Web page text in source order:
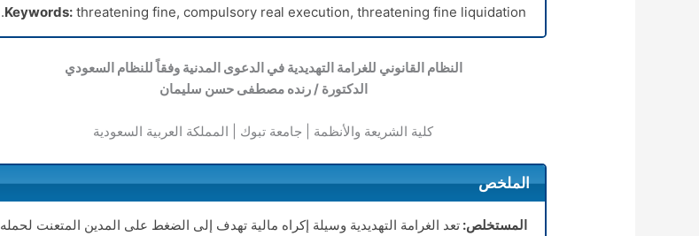
Keywords:threatening fine, compulsory real execution, threatening fine liquidation.
النظام القانوني للغرامة التهديدية في الدعوى المدنية وفقاً للنظام السعودي
الدكتورة / رنده مصطفى حسن سليمان
كلية الشريعة والأنظمة | جامعة تبوك | المملكة العربية السعودية
الملخص
المستخلص:تعد الغرامة التهديدية وسيلة إكراه مالية تهدف إلى الضغط على المدين المتعنت لحمله